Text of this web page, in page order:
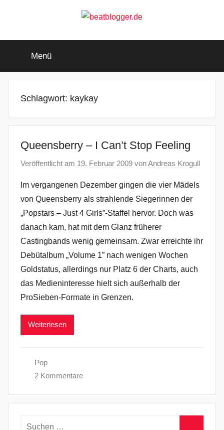
beatblogger.de
beat
goes
Menü
Schlagwort: kaykay
Queensberry – I Can’t Stop Feeling
Veröffentlicht am 19. Februar 2009 vonAndreas Krogull
Im vergangenen Dezember gingen die vier Mädels
von Queensberry als strahlende Siegerinnen der
„Popstars – Just 4 Girls”-Staffel hervor. Doch was
danach kam, hat mit dem Glanz früherer
Castingbands wenig gemeinsam. Zwar erreichte ihr
Debütalbum „Volume 1” nach wenigen Wochen
Goldstatus, allerdings nur Platz 6 der Charts, auch
das Medieninteresse hielt sich außerhalb der
ProSieben-Formate in Grenzen.
Weiterlesen
Pop
2 Kommentare
Suchen